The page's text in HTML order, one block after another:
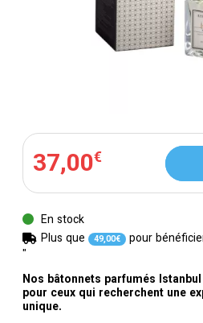
"
Nos bâtonnets parfumés
pour ceux qui recherchent une
unique.
37,00€
En stock
Plus que
49,00€ pour